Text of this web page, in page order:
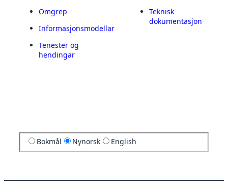
Omgrep
Informasjonsmodellar
Tenester og
hendingar
Teknisk
dokumentasjon
Bokmål Nynorsk English